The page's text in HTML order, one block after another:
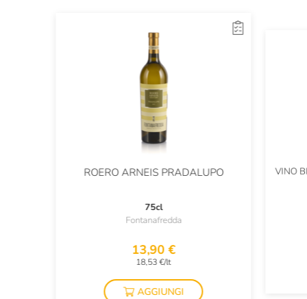
alcolica può variare leggermente in base all’annata, vi
invitiamo a verificare le informazioni riportate sul prodotto
ROERO ARNEIS PRADALUPO
75cl
Fontanafredda
13,90 €
18,53 €/lt
AGGIUNGI
VINO